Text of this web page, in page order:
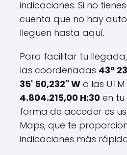
indicaciones. Si no
cuenta que no hay
lleguen hasta aquí.
Para facilitar tu
las coordenadas 43º
35' 50,232" W o las UTM
4.804.215,00 H:30 en tu
forma de acceder es
Maps, que te
indicaciones más